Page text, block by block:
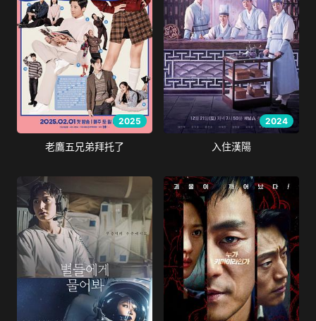
2025
老鷹五兄弟拜托了
2024
入住漢陽